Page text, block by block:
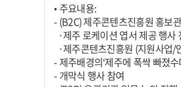
• 주요내용:
- (B2C) 제주콘텐츠진흥원 홍보
·제주 로케이션 엽서 제공 행사
·제주콘텐츠진흥원 (지원사업/
- 제주배경의‘제주에 폭싹 빠졌
- 개막식 행사 참여